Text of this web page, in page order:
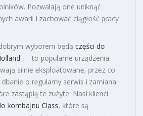
Pozwalają one uniknąć
awarii i zachować ciągłość pracy
wyborem będą części do
— to popularne urządzenia
silnie eksploatowane, przez co
o regularny serwis i zamiana
zastąpią te zużyte. Nasi klienci
kombajnu Class, które są